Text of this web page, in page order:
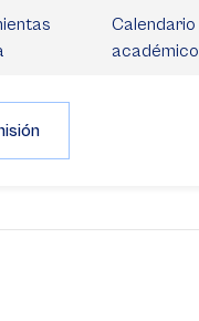
Calendario
académico